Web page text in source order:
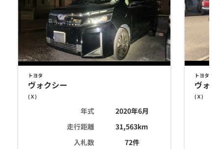
トヨタ
ヴォクシー
( Ｘ)
年式
2020年6月
走行距離
31,563km
入札数
72件
トヨタ
ヴォ
( Ｘ)